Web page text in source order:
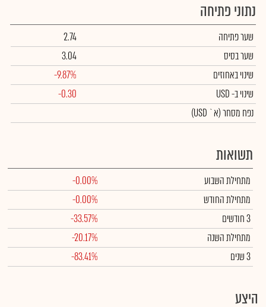
נתוני פתיחה
שער פתיחה
2.74
שער בסיס
3.04
שינוי באחוזים
-9.87%
שינויב- USD
-0.30
נפח מסחר(א` USD)
תשואות
מתחילת השבוע
-0.00%
מתחילת החודש
-0.00%
3 חודשים
-33.57%
מתחילת השנה
-20.17%
3 שנים
-83.41%
היצע